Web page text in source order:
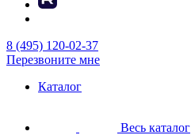
8 (495) 120-02-37
Перезвоните мне
Каталог
Весь каталог